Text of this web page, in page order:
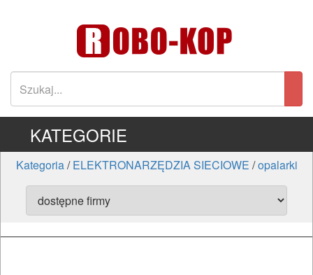
KATEGORIE
Kategoria/ELEKTRONARZĘDZIA SIECIOWE /opalarki